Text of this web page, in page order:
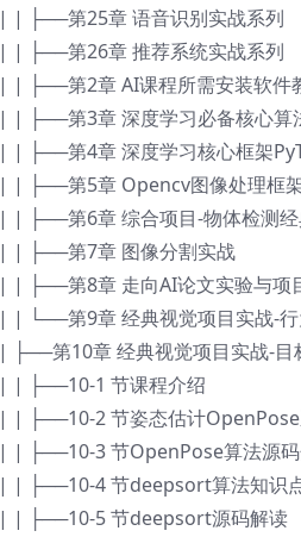
| | ├──第25章 语音识别实战系列
| | ├──第26章 推荐系统实战系列
| | ├──第2章 AI课程所需安装软件
| | ├──第3章 深度学习必备核心算
| | ├──第4章 深度学习核心框架
| | ├──第5章 Opencv图像处理框
| | ├──第6章 综合项目-物体检测
| | ├──第7章 图像分割实战
| | ├──第8章 走向AI论文实验与项
| | └──第9章 经典视觉项目实战-行
| ├──第10章 经典视觉项目实战-目
| | ├──10-1 节课程介绍
| | ├──10-2 节姿态估计
| | ├──10-3 节OpenPose算法源
| | ├──10-4 节deepsort算法知识
| | ├──10-5 节deepsort源码解读